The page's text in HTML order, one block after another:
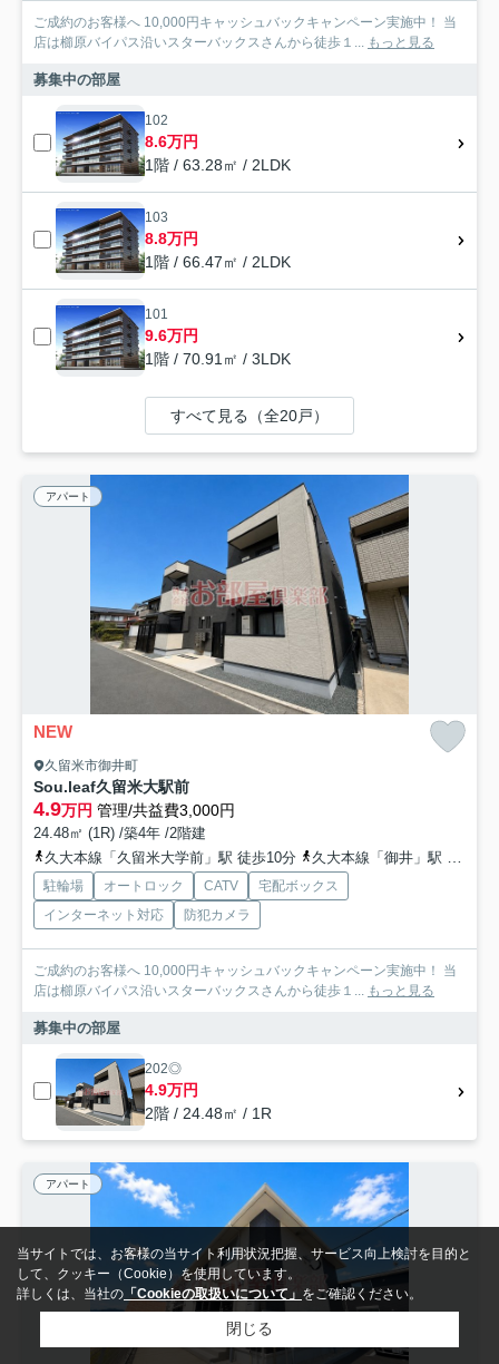
ご成約のお客様へ 10,000円キャッシュバックキャンペーン実施中！ 当
店は櫛原バイパス沿いスターバックスさんから徒歩１...
もっと見る
募集中の部屋
102
8.6万円
1階 / 63.28㎡ / 2LDK
103
8.8万円
1階 / 66.47㎡ / 2LDK
101
9.6万円
1階 / 70.91㎡ / 3LDK
すべて見る（全20戸）
アパート
NEW
久留米市御井町
Sou.leaf久留米大駅前
4.9万円 管理/共益費3,000円
24.48㎡ (1R) /築4年 /2階建
久大本線「久留米大学前」駅 徒歩10分
久大本線「御井」駅 徒歩22分
駐輪場 オートロック CATV
宅配ボックス
インターネット対応
防犯カメラ
ご成約のお客様へ 10,000円キャッシュバックキャンペーン実施中！ 当
店は櫛原バイパス沿いスターバックスさんから徒歩１...
もっと見る
募集中の部屋
202◎
4.9万円
2階 / 24.48㎡ / 1R
アパート
当サイトでは、お客様の当サイト利用状況把握、サービス向上検討を目的と
して、クッキー（Cookie）を使用しています。
詳しくは、当社の 「Cookieの取扱いについて」 をご確認ください。
閉じる